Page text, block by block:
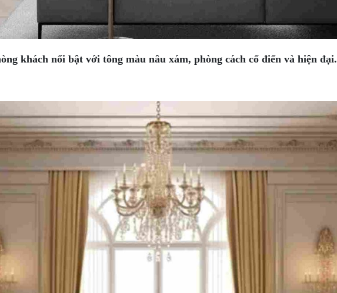
khách nổi bật với tông màu nâu xám, phòng cách cổ điển và hiện đại.